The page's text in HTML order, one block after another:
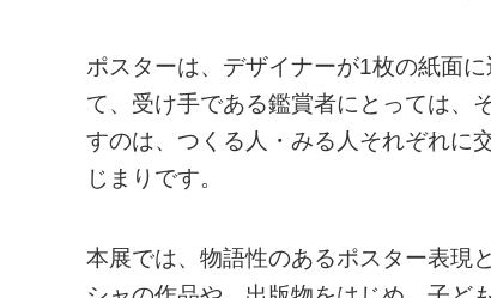
ポスターは、デザイナーが1枚の紙面
て、受け手である鑑賞者にとっては、
すのは、つくる人・みる人それぞれに
じまりです。
本展では、物語性のあるポスター表現